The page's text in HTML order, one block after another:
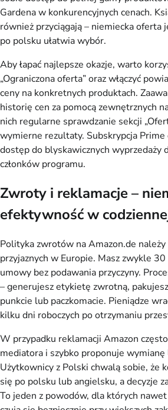
Gardena w konkurencyjnych cenach.
również przyciągają – niemiecka oferta
po polsku ułatwia wybór.
Aby łapać najlepsze okazje, warto
„Ograniczona oferta” oraz włączyć
ceny na konkretnych produktach.
historię cen za pomocą zewnętrznych
nich regularne sprawdzanie sekcji
wymierne rezultaty. Subskrypcja
dostęp do blyskawicznych wyprzedaży
członków programu.
Zwroty i reklamacje –
efektywność w
Polityka zwrotów na Amazon.de należy
przyjaznych w Europie. Masz zwykle
umowy bez podawania przyczyny.
– generujesz etykietę zwrotną,
punkcie lub paczkomacie. Pieniądze
kilku dni roboczych po otrzymaniu
W przypadku reklamacji Amazon
mediatora i szybko proponuje
Użytkownicy z Polski chwalą sobie, że
się po polsku lub angielsku, a decyzje
To jeden z powodów, dla których